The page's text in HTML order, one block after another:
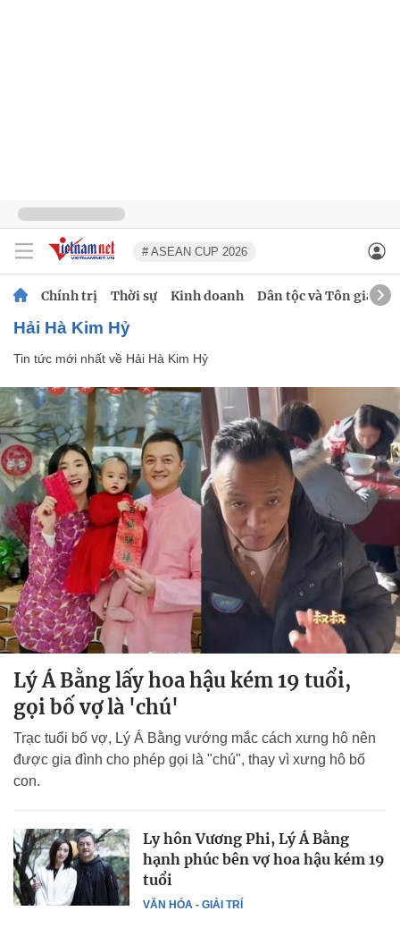
# ASEAN CUP 2026
Chính trị Thời sự Kinh doanh Dân tộc và Tôn giáo
Hải Hà Kim Hỷ
Tin tức mới nhất về Hải Hà Kim Hỷ
Lý Á Bằng lấy hoa hậu kém 19 tuổi,
gọi bố vợ là 'chú'
Trạc tuổi bố vợ, Lý Á Bằng vướng mắc cách xưng hô nên
được gia đình cho phép gọi là "chú", thay vì xưng hô bố
con.
VĂN HÓA - GIẢI TRÍ
Ly hôn Vương Phi, Lý Á Bằng
hạnh phúc bên vợ hoa hậu kém 19
tuổi